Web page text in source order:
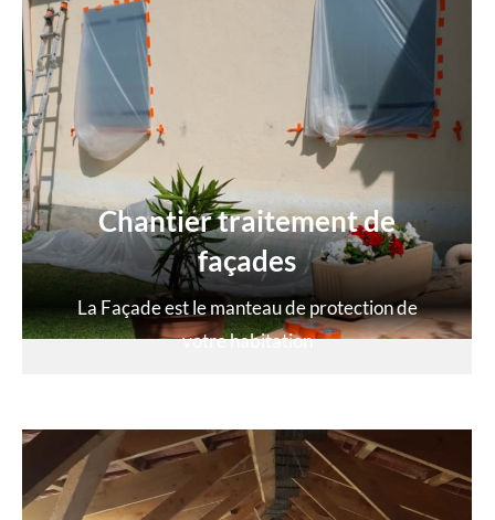
Chantier traitement de
façades
La Façade est le manteau de protection de
votre habitation